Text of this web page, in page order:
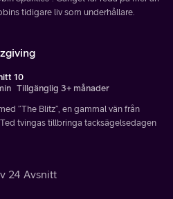
tidigare liv som underhållare.
10
Tillgänglig 3+ månader
”The Blitz”, en gammal vän från
tvingas tillbringa tacksägelsedagen
24 Avsnitt